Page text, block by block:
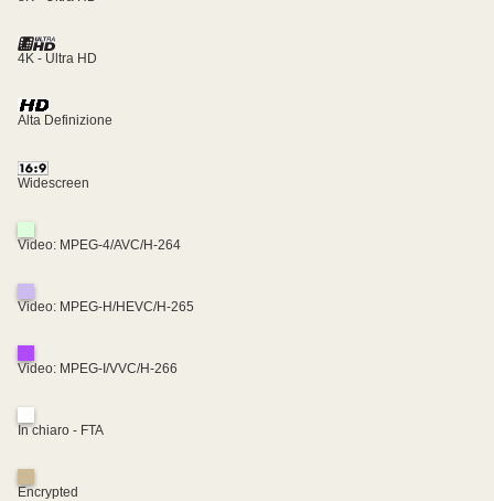
4K - Ultra HD
Alta Definizione
Widescreen
Video: MPEG-4/AVC/H-264
Video: MPEG-H/HEVC/H-265
Video: MPEG-I/VVC/H-266
In chiaro - FTA
Encrypted